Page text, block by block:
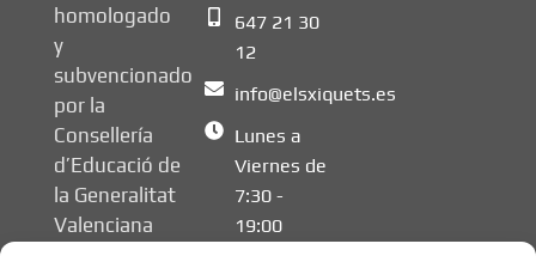
homologado
y
subvencionado
por la
Consellería
d’Educació de
la Generalitat
Valenciana
647 21 30
12
info@elsxiquets.es
Lunes a
Viernes de
7:30 -
19:00